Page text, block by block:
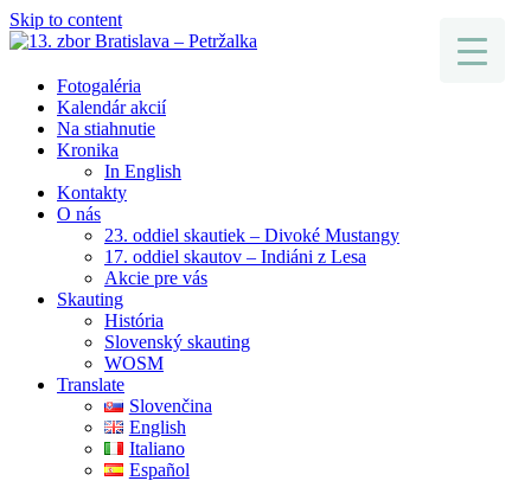
Skip to content
Fotogaléria
Kalendár akcií
Na stiahnutie
Kronika
In English
Kontakty
O nás
23. oddiel skautiek – Divoké Mustangy
17. oddiel skautov – Indiáni z Lesa
Akcie pre vás
Skauting
História
Slovenský skauting
WOSM
Translate
Slovenčina
English
Italiano
Español